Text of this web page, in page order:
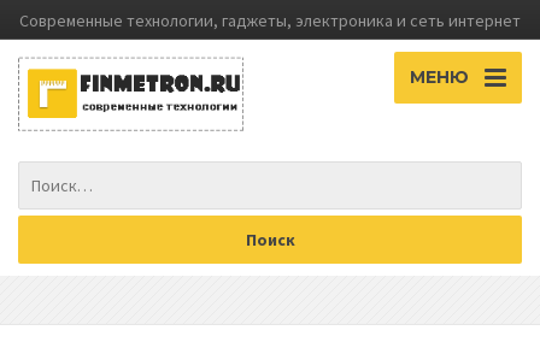
Современные технологии, гаджеты, электроника и сеть интернет
МЕНЮ